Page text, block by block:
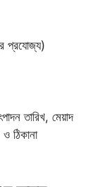
প্রযোজ্য)
তারিখ, মেয়াদ
ঠিকানা